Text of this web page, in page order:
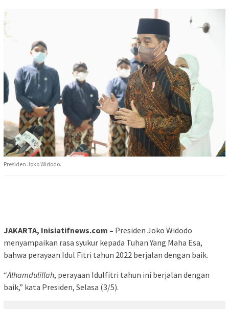
Presiden Joko Widodo.
JAKARTA, Inisiatifnews.com – Presiden Joko Widodo
menyampaikan rasa syukur kepada Tuhan Yang Maha Esa,
bahwa perayaan Idul Fitri tahun 2022 berjalan dengan baik.
“Alhamdulillah, perayaan Idulfitri tahun ini berjalan dengan
baik,” kata Presiden, Selasa (3/5).